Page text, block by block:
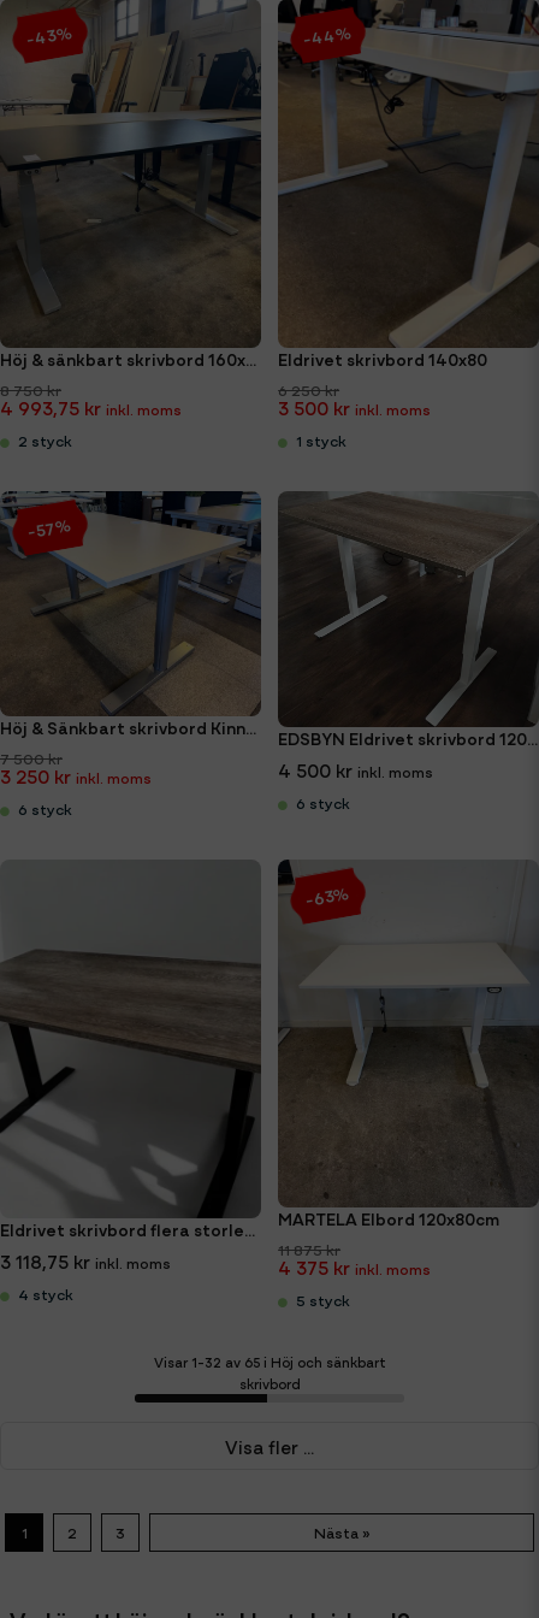
Höj & sänkbart skrivbord 160x80cm NYTT
8 750 kr
4 993,75 kr
2 styck
-43%
Eldrivet skrivbord 140x80
6 250 kr
3 500 kr
1 styck
-44%
Höj & Sänkbart skrivbord Kinnarps 140cm
7 500 kr
3 250 kr
6 styck
-57%
EDSBYN Eldrivet skrivbord 120x70
4 500 kr
6 styck
Eldrivet skrivbord flera storlekar
3 118,75 kr
4 styck
MARTELA Elbord 120x80cm
11 875 kr
4 375 kr
5 styck
-63%
Visar 1-32 av 65 i Höj och sänkbart
skrivbord
Visa fler ...
1 2 3 Nästa »